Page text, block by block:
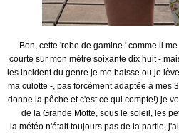
Bon, cette 'robe de gamine ' comme il
courte sur mon mètre soixante dix huit -
les incident du genre je me baisse ou je
ma culotte -, pas forcément adaptée à mes
donne la pêche et c'est ce qui compte!) je
de la Grande Motte, sous le soleil, les
la météo n'était toujours pas de la partie,